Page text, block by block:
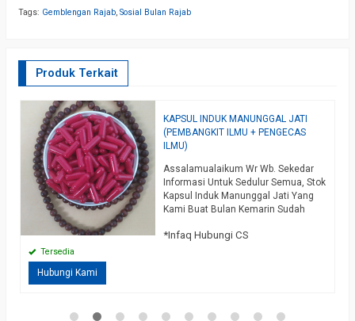
Tags: Gemblengan Rajab, Sosial Bulan Rajab
Produk Terkait
KAPSUL INDUK MANUNGGAL JATI
(PEMBANGKIT ILMU + PENGECAS
ILMU)
Assalamualaikum Wr Wb. Sekedar
Informasi Untuk Sedulur Semua, Stok
Kapsul Induk Manunggal Jati Yang
Kami Buat Bulan Kemarin Sudah
Selasa Kliwon Bulan Sya’ban Guru
Rajah Dibuat…
selengkapnya
*Infaq Hubungi CS
Tersedia
Hubungi Kami
Diskon
95%